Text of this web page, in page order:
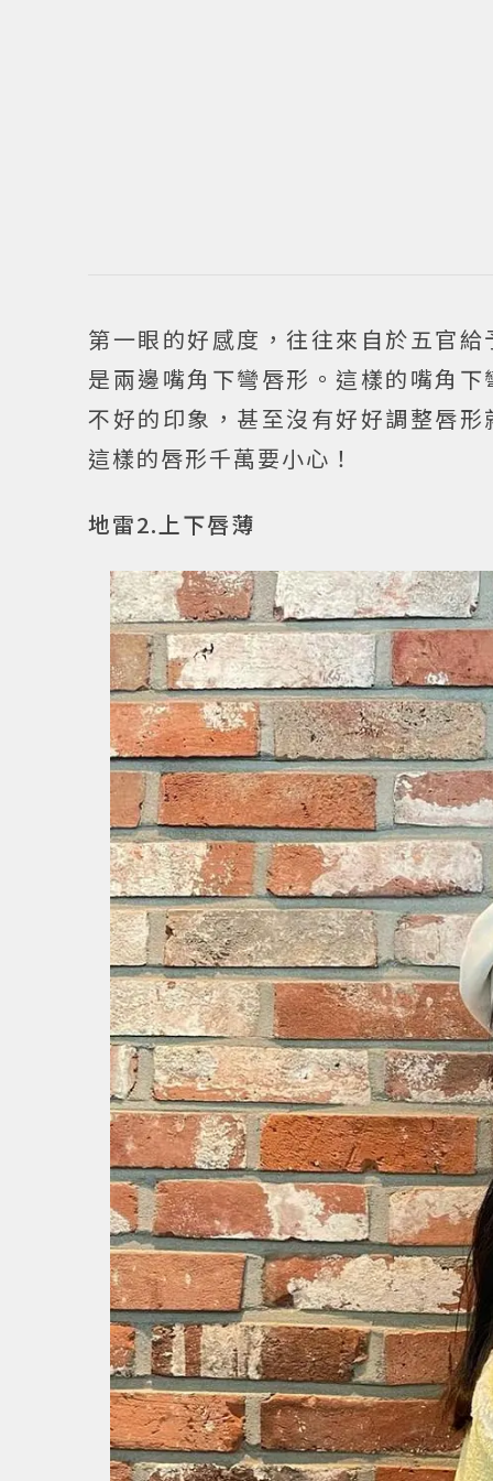
第一眼的好感度，往往來自於五官
是兩邊嘴角下彎唇形。這樣的嘴角
不好的印象，甚至沒有好好調整唇
這樣的唇形千萬要小心！
地雷2.上下唇薄